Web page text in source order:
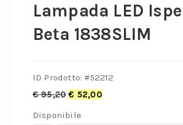
Lampada LED
Beta 1838SLIM
ID Prodotto: #52212
€95,20 € 52,00
Disponibile